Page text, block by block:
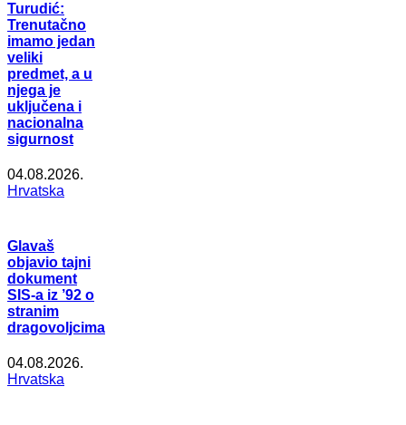
Turudić:
Trenutačno
imamo jedan
veliki
predmet, a u
njega je
uključena i
nacionalna
sigurnost
04.08.2026.
Hrvatska
Glavaš
objavio tajni
dokument
SIS-a iz ’92 o
stranim
dragovoljcima
04.08.2026.
Hrvatska